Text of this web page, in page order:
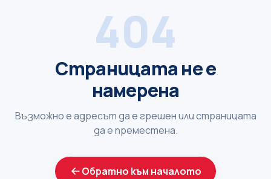
404
Страницата не е
намерена
Възможно е адресът да е грешен или страницата
да е преместена.
Обратно към началото